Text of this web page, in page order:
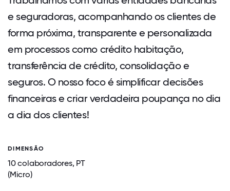
e seguradoras, acompanhando os clientes de
forma próxima, transparente e personalizada
em processos como crédito habitação,
transferência de crédito, consolidação e
seguros. O nosso foco é simplificar decisões
financeiras e criar verdadeira poupança no dia
a dia dos clientes!
DIMENSÃO
10 colaboradores, PT
(Micro)